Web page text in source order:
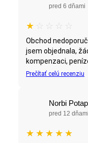
pred 6 dňami
★ ☆ ☆ ☆ ☆
Obchod
jsem objednala,
kompenzaci,
Prečítať celú recenziu
Norbi
pred 12 dňami
★ ★ ★ ★ ★